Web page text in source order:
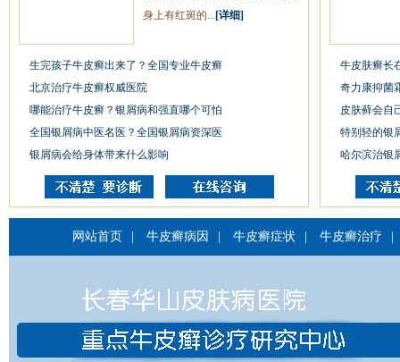
身上有红斑的... [详细]
生完孩子牛皮癣出来了？全国专业牛皮癣
北京治疗牛皮癣权威医院
哪能治疗牛皮癣？银屑病和强直哪个可怕
全国银屑病中医名医？全国银屑病资深医
银屑病会给身体带来什么影响
牛皮肤癣长
奇力康抑菌
皮肤藓会自
特别轻的银
哈尔滨治银
网站首页 牛皮癣病因 牛皮癣症状 牛皮癣治疗